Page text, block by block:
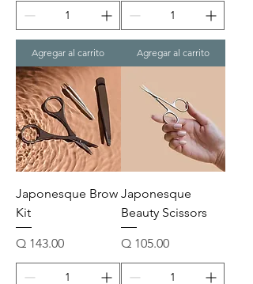
Agregar al carrito Agregar al carrito
Japonesque Brow
Kit
Precio
Q 143.00
Japonesque
Beauty Scissors
Precio
Q 105.00